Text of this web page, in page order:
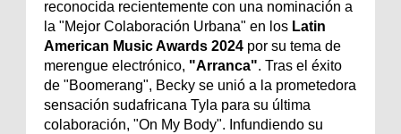
reconocida recientemente con una nominación a
la "Mejor Colaboración Urbana" en los Latin
American Music Awards 2024 por su tema de
merengue electrónico, "Arranca". Tras el éxito
de "Boomerang", Becky se unió a la prometedora
sensación sudafricana Tyla para su última
colaboración, "On My Body". Infundiendo su